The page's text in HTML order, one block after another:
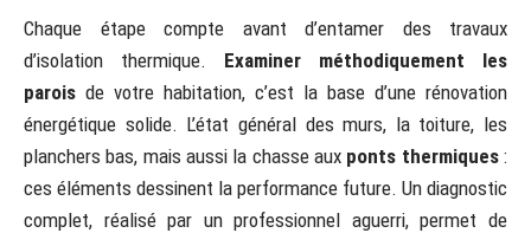
Chaque étape compte avant d’entamer des travaux
d’isolation thermique. Examiner méthodiquement les
parois de votre habitation, c’est la base d’une rénovation
énergétique solide. L’état général des murs, la toiture, les
planchers bas, mais aussi la chasse aux ponts thermiques:
ces éléments dessinent la performance future. Un diagnostic
complet, réalisé par un professionnel aguerri, permet de